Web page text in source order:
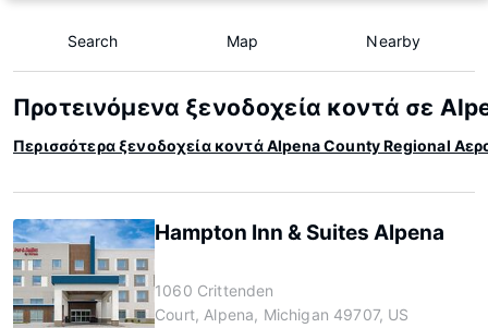
Search Map Nearby
Προτεινόμενα ξενοδοχεία κοντά σε
Περισσότερα ξενοδοχεία κοντά Alpena County Regional
Hampton Inn & Suites Alpena
1060 Crittenden
Court, Alpena, Michigan 49707, US